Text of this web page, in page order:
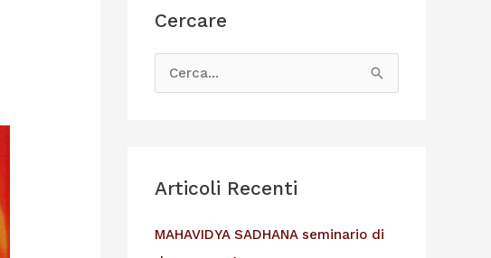
Cercare
a
Articoli Recenti
MAHAVIDYA SADHANA seminario di